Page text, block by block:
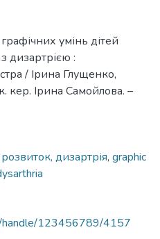
умінь дітей
дизартрією :
/ Ірина Глущенко,
кер. Ірина Самойлова. –
дизартрія, graphic
handle/123456789/4157